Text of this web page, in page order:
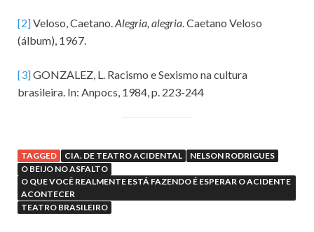
[2]Veloso, Caetano.Alegria, alegria. Caetano Veloso
(álbum), 1967.
[3]GONZALEZ, L. Racismo e Sexismo na cultura
brasileira. In: Anpocs, 1984, p. 223-244
TAGGED CIA. DE TEATRO ACIDENTAL
NELSON RODRIGUES
O BEIJO NO ASFALTO
O QUE VOCÊ REALMENTE ESTÁ FAZENDO É ESPERAR O ACIDENTE
ACONTECER
TEATRO BRASILEIRO